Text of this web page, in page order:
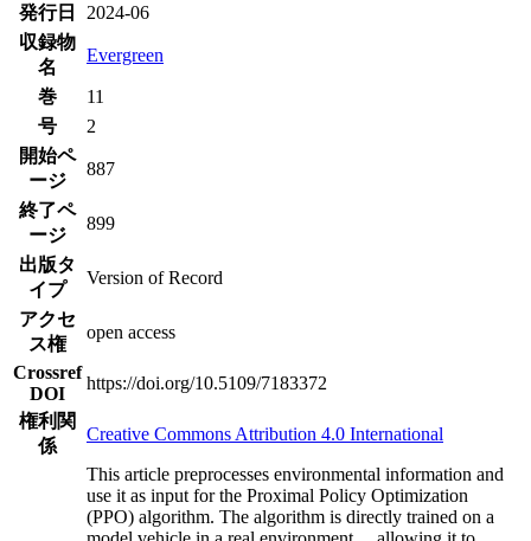
発行日
2024-06
収録物
名
Evergreen
巻
11
号
2
開始ペ
ージ
887
終了ペ
ージ
899
出版タ
イプ
Version of Record
アクセ
ス権
open access
Crossref
DOI
https://doi.org/10.5109/7183372
権利関
係
Creative Commons Attribution 4.0 International
This article preprocesses environmental information and
use it as input for the Proximal Policy Optimization
(PPO) algorithm. The algorithm is directly trained on a